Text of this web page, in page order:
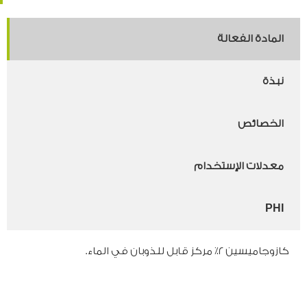
المادة الفعالة
نبذة
الخصائص
معدلات الإستخدام
PHI
كازوجاميسين ٢٪ مركز قابل للذوبان في الماء.